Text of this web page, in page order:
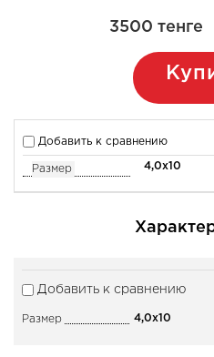
3500 тенге
Добавить к сравнению
Размер 4,0x10
Добавить к сравнению
Размер 4,0x10